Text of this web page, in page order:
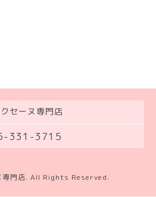
セーヌ専門店
331-3715
門店. All Rights Reserved.